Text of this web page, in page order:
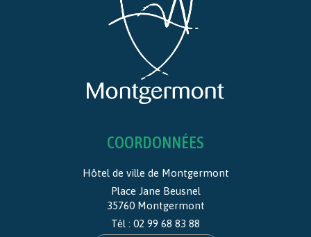
COORDONNÉES
Hôtel de ville de Montgermont
Place Jane Beusnel
35760 Montgermont
Tél : 02 99 68 83 88